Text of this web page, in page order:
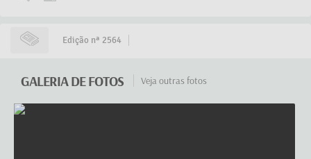
Edição nª 2564
GALERIA DE FOTOS Veja outras fotos